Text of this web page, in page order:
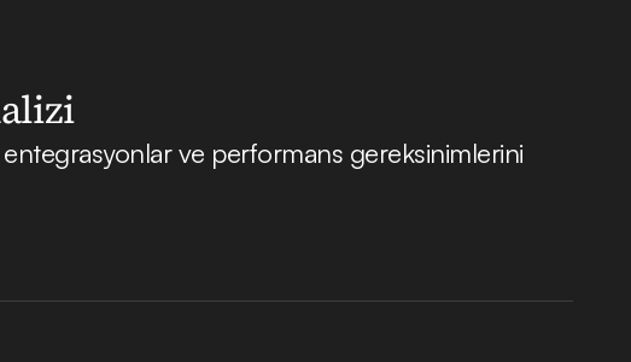
entegrasyonlar ve performans gereksinimlerini